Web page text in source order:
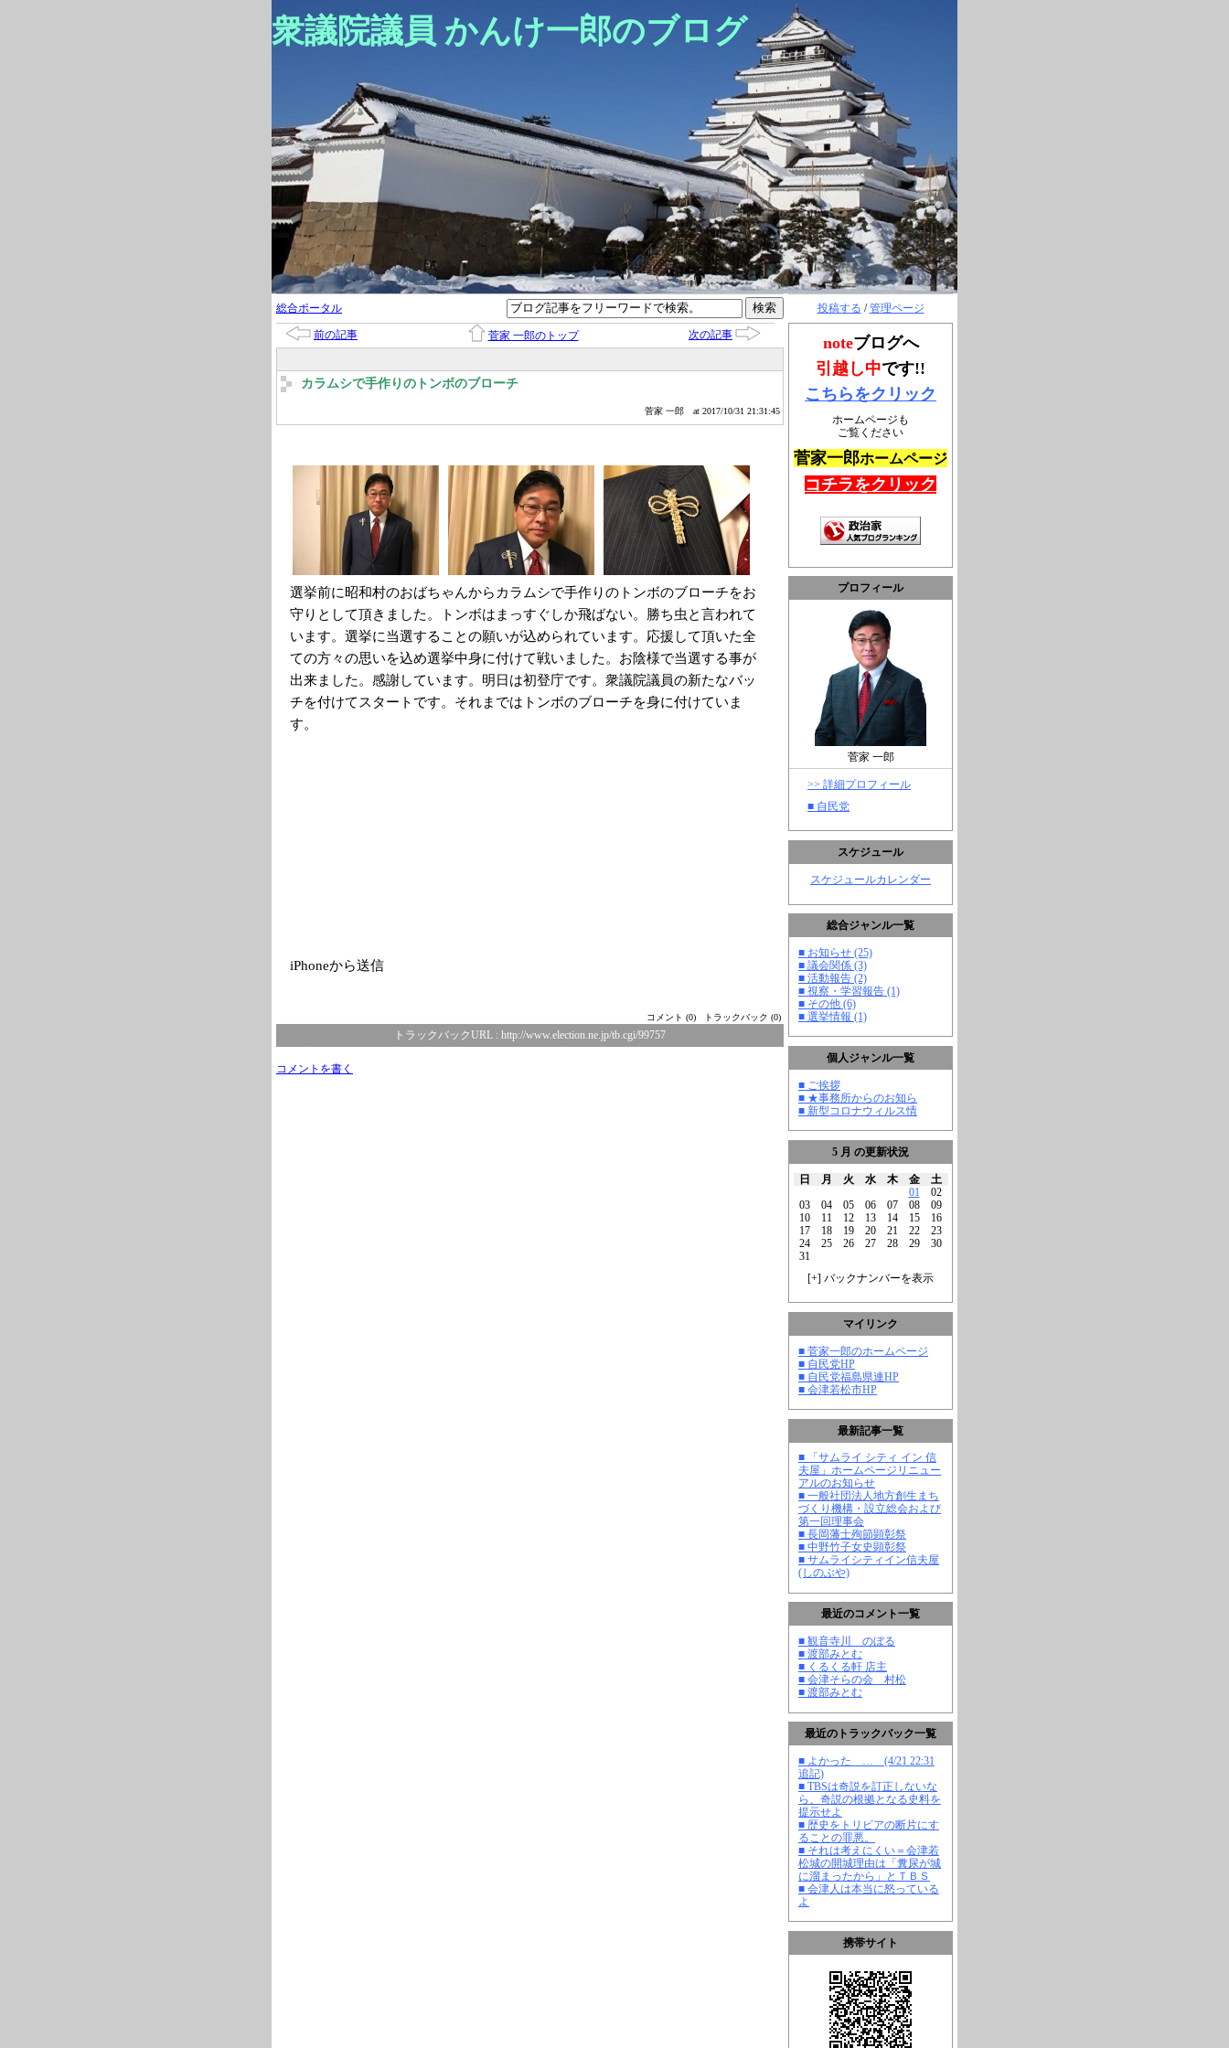
衆議院議員 かんけ一郎のブログ
投稿する /管理ページ
noteブログへ
引越し中です!!
こちらをクリック
ホームページも
ご覧ください
菅家一郎ホームページ
コチラをクリック
プロフィール
菅家 一郎
>> 詳細プロフィール
■ 自民党
スケジュール
スケジュールカレンダー
総合ジャンル一覧
■ お知らせ (25)
■ 議会関係 (3)
■ 活動報告 (2)
■ 視察・学習報告 (1)
■ その他 (6)
■ 選挙情報 (1)
個人ジャンル一覧
■ ご挨拶
■ ★事務所からのお知ら
■ 新型コロナウィルス情
5 月 の更新状況
日 月 火 水 木 金
土
01
02
03
04 05 06 07 08
09
10
11 12 13 14 15
16
17
18 19 20 21 22
23
24
25 26 27 28 29
30
31
[+] バックナンバーを表示
マイリンク
■ 菅家一郎のホームページ
■ 自民党HP
■ 自民党福島県連HP
■ 会津若松市HP
最新記事一覧
■ 「サムライ シティ イン 信
夫屋」ホームページリニュー
アルのお知らせ
■ 一般社団法人地方創生まち
づくり機構・設立総会および
第一回理事会
■ 長岡藩士殉節顕彰祭
■ 中野竹子女史顕彰祭
■ サムライシティイン信夫屋
(しのぶや)
最近のコメント一覧
■ 観音寺川 のぼる
■ 渡部みとむ
■ くるくる軒 店主
■ 会津そらの会 村松
■ 渡部みとむ
最近のトラックバック一覧
■ よかった … (4/21 22:31
追記)
■ TBSは奇説を訂正しないな
ら、奇説の根拠となる史料を
提示せよ
■ 歴史をトリビアの断片にす
ることの罪悪。
■ それは考えにくい＝会津若
松城の開城理由は「糞尿が城
に溜まったから」とＴＢＳ
■ 会津人は本当に怒っている
よ
携帯サイト
総合ポータル
前の記事 菅家 一郎のトップ 次の記事
カラムシで手作りのトンボのブローチ
菅家 一郎 at 2017/10/31 21:31:45
選挙前に昭和村のおばちゃんからカラムシで手作りのトンボのブローチをお
守りとして頂きました。トンボはまっすぐしか飛ばない。勝ち虫と言われて
います。選挙に当選することの願いが込められています。応援して頂いた全
ての方々の思いを込め選挙中身に付けて戦いました。お陰様で当選する事が
出来ました。感謝しています。明日は初登庁です。衆議院議員の新たなバッ
チを付けてスタートです。それまではトンボのブローチを身に付けていま
す。
iPhoneから送信
コメント (0) トラックバック (0)
トラックバックURL : http://www.election.ne.jp/tb.cgi/99757
コメントを書く